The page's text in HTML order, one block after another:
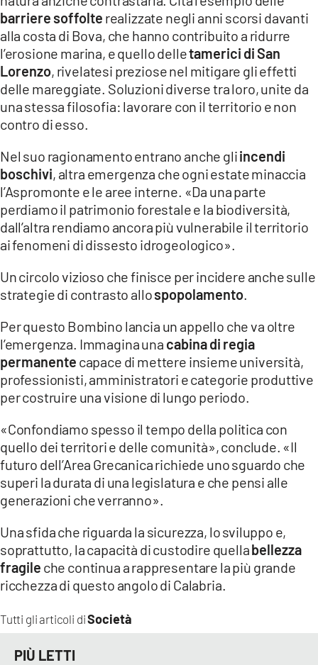
Tutti gli articoli diSocietà
barriere soffolte realizzate negli anni scorsi davanti
alla costa di Bova, che hanno contribuito a ridurre
l’erosione marina, e quello delletamerici di San
Lorenzo, rivelatesi preziose nel mitigare gli effetti
delle mareggiate. Soluzioni diverse tra loro, unite da
una stessa filosofia: lavorare con il territorio e non
contro di esso.
Nel suo ragionamento entrano anche gliincendi
boschivi, altra emergenza che ogni estate minaccia
l’Aspromonte e le aree interne. «Da una parte
perdiamo il patrimonio forestale e la biodiversità,
dall’altra rendiamo ancora più vulnerabile il territorio
ai fenomeni di dissesto idrogeologico».
Un circolo vizioso che finisce per incidere anche sulle
strategie di contrasto allospopolamento
Per questo Bombino lancia un appello che va oltre
l’emergenza. Immagina una cabina di regia
permanente capace di mettere insieme università,
professionisti, amministratori e categorie produttive
per costruire una visione di lungo periodo.
«Confondiamo spesso il tempo della politica con
quello dei territori e delle comunità», conclude. «Il
futuro dell’Area Grecanica richiede uno sguardo che
superi la durata di una legislatura e che pensi alle
generazioni che verranno».
Una sfida che riguarda la sicurezza, lo sviluppo e,
soprattutto, la capacità di custodire quellabellezza
fragile che continua a rappresentare la più grande
ricchezza di questo angolo di Calabria.
PIÙ LETTI